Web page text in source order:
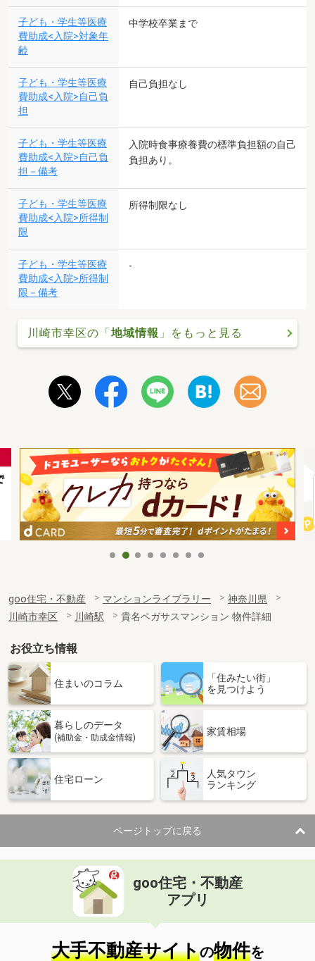
子ども・学生等医療
費助成<入院>対象年
齢
中学校卒業まで
子ども・学生等医療
費助成<入院>自己負
担
自己負担なし
子ども・学生等医療
費助成<入院>自己負
担－備考
入院時食事療養費の標準負担額の自己
負担あり。
子ども・学生等医療
費助成<入院>所得制
限
所得制限なし
子ども・学生等医療
費助成<入院>所得制
限－備考
-
川崎市幸区の「地域情報 」をもっと見る
goo住宅・不動産 マンションライブラリー
神奈川県
川崎市幸区
川崎駅 貴名ペガサスマンション 物件詳細
お役立ち情報
住まいのコラム
「住みたい街」
を見つけよう
暮らしのデータ
(補助金・助成金情報)
家賃相場
住宅ローン
人気タウン
ランキング
ページトップに戻る
goo住宅・不動産
アプリ
大手不動産サイトの物件を